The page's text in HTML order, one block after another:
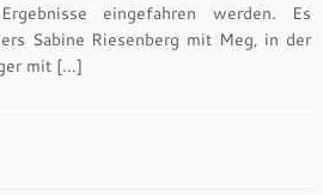
eingefahren werden. Es
Sabine Riesenberg mit Meg, in der
mit […]